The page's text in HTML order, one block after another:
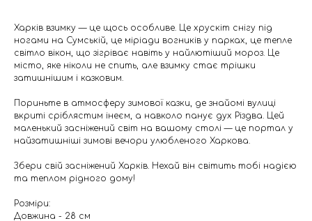
Харків взимку — це щось особливе. Це хрускіт снігу під
ногами на Сумській, це міріади вогників у парках, це тепле
світло вікон, що зігріває навіть у найлютіший мороз. Це
місто, яке ніколи не спить, але взимку стає трішки
затишнішим і казковим.
Пориньте в атмосферу зимової казки, де знайомі вулиці
вкриті сріблястим інеєм, а навколо панує дух Різдва. Цей
маленький засніжений світ на вашому столі — це портал у
найзатишніші зимові вечори улюбленого Харкова.
Збери свій засніжений Харків. Нехай він світить тобі надією
та теплом рідного дому!
Розміри:
Довжина - 28 см